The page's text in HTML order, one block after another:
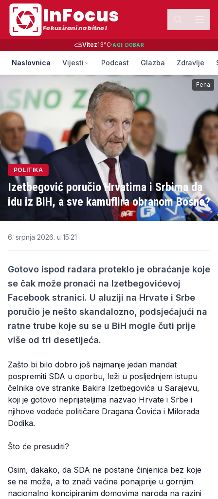
InFocus
Fokusirani na bitno!
⛅Vitez13°C·AQI: DOBAR
Naslovnica Vijesti Podcast Glazba Zdravlje
POLITIKA
Izetbegović poručio Hrvatima i Srbima da
idu iz BiH, a sve kamuflira obranom Bosne?
Fena
6. srpnja 2026. u 15:21
Gotovo ispod radara proteklo je obraćanje koje
se čak može pronaći na Izetbegovićevoj
Facebook stranici. U aluziji na Hrvate i Srbe
poručio je nešto skandalozno, podsjećajući na
ratne trube koje su se u BiH mogle čuti prije
više od tri desetljeća.
Zašto bi bilo dobro još najmanje jedan mandat
pospremiti SDA u oporbu, leži u posljednjem istupu
čelnika ove stranke Bakira Izetbegovića u Sarajevu,
koji je gotovo neprijateljima nazvao Hrvate i Srbe i
njihove vodeće političare Dragana Čovića i Milorada
Dodika.
Što će presuditi?
Osim, dakako, da SDA ne postane činjenica bez koje
se ne može, a to znači većine ponajprije u gornjim
nacionalno koncipiranim domovima naroda na razini